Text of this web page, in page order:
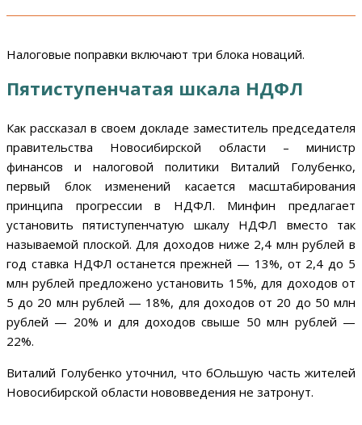
Налоговые поправки включают три блока новаций.
Пятиступенчатая шкала НДФЛ
Как рассказал в своем докладе заместитель председателя
правительства Новосибирской области – министр
финансов и налоговой политики Виталий Голубенко,
первый блок изменений касается масштабирования
принципа прогрессии в НДФЛ. Минфин предлагает
установить пятиступенчатую шкалу НДФЛ вместо так
называемой плоской. Для доходов ниже 2,4 млн рублей в
год ставка НДФЛ останется прежней — 13%, от 2,4 до 5
млн рублей предложено установить 15%, для доходов от
5 до 20 млн рублей — 18%, для доходов от 20 до 50 млн
рублей — 20% и для доходов свыше 50 млн рублей —
22%.
Виталий Голубенко уточнил, что бОльшую часть жителей
Новосибирской области нововведения не затронут.